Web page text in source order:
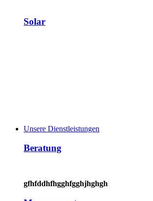
Solar
Unsere Dienstleistungen
Beratung
gfhfddhfhgghfgghjhghgh